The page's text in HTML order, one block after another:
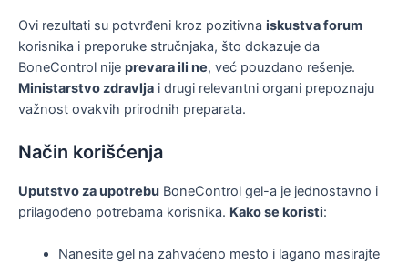
Ovi rezultati su potvrđeni kroz pozitivna iskustva forum
korisnika i preporuke stručnjaka, što dokazuje da
BoneControl nije prevara ili ne, već pouzdano rešenje.
Ministarstvo zdravlja i drugi relevantni organi prepoznaju
važnost ovakvih prirodnih preparata.
Način korišćenja
Uputstvo za upotrebu BoneControl gel-a je jednostavno i
prilagođeno potrebama korisnika. Kako se koristi:
Nanesite gel na zahvaćeno mesto i lagano masirajte